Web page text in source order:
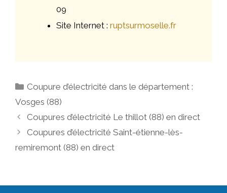
09
Site Internet : ruptsurmoselle.fr
Catégories
Coupure d’électricité dans le département :
Vosges (88)
Navigation
des
Coupures d’électricité Le thillot (88) en direct
Coupures d’électricité Saint-étienne-lès-
remiremont (88) en direct